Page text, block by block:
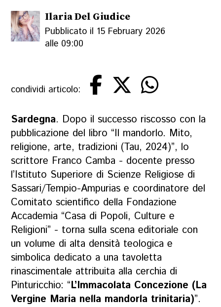
Ilaria Del Giudice
Pubblicato il 15 February 2026
alle 09:00
condividi articolo:
Sardegna. Dopo il successo riscosso con la
pubblicazione del libro “Il mandorlo. Mito,
religione, arte, tradizioni (Tau, 2024)”, lo
scrittore Franco Camba - docente presso
l’Istituto Superiore di Scienze Religiose di
Sassari/Tempio-Ampurias e coordinatore del
Comitato scientifico della Fondazione
Accademia “Casa di Popoli, Culture e
Religioni” - torna sulla scena editoriale con
un volume di alta densità teologica e
simbolica dedicato a una tavoletta
rinascimentale attribuita alla cerchia di
Pinturicchio: “L’Immacolata Concezione (La
Vergine Maria nella mandorla trinitaria)”.